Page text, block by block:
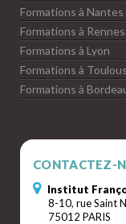
Formations à Nantes
Formations à Rennes
Formations à Lyon
Formations à
Formations à
CONTACTEZ-
Institut
8-10, rue Saint
75012 PARIS